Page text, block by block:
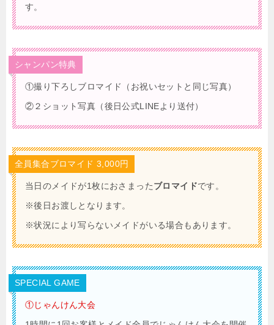
す。
シャンパン特典
①撮り下ろしブロマイド（お祝いセットと同じ写真）
②２ショット写真（後日公式LINEより送付）
全員集合ブロマイド 3,000円
当日のメイドが1枚におさまったブロマイドです。
※後日お渡しとなります。
※状況により写らないメイドがいる場合もあります。
SPECIAL GAME
①じゃんけん大会